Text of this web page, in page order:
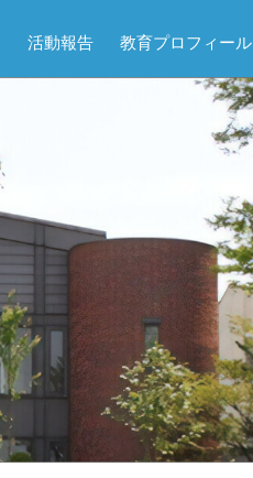
活動報告 教育プロフィール